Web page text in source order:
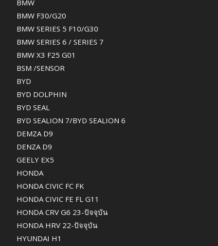
BMW
BMW F30/G20
BMW SERIES 5 F10/G30
BMW SERIES 6 / SERIES 7
BMW X3 F25 G01
BSM /SENSOR
BYD
BYD DOLPHIN
BYD SEAL
BYD SEALION 7/BYD SEALION 6
DEMZA D9
DENZA D9
GEELY EX5
HONDA
HONDA CIVIC FC FK
HONDA CIVIC FE FL G11
HONDA CRV G6 23-ปัจจุบัน
HONDA HRV 22-ปัจจุบัน
HYUNDAI H1